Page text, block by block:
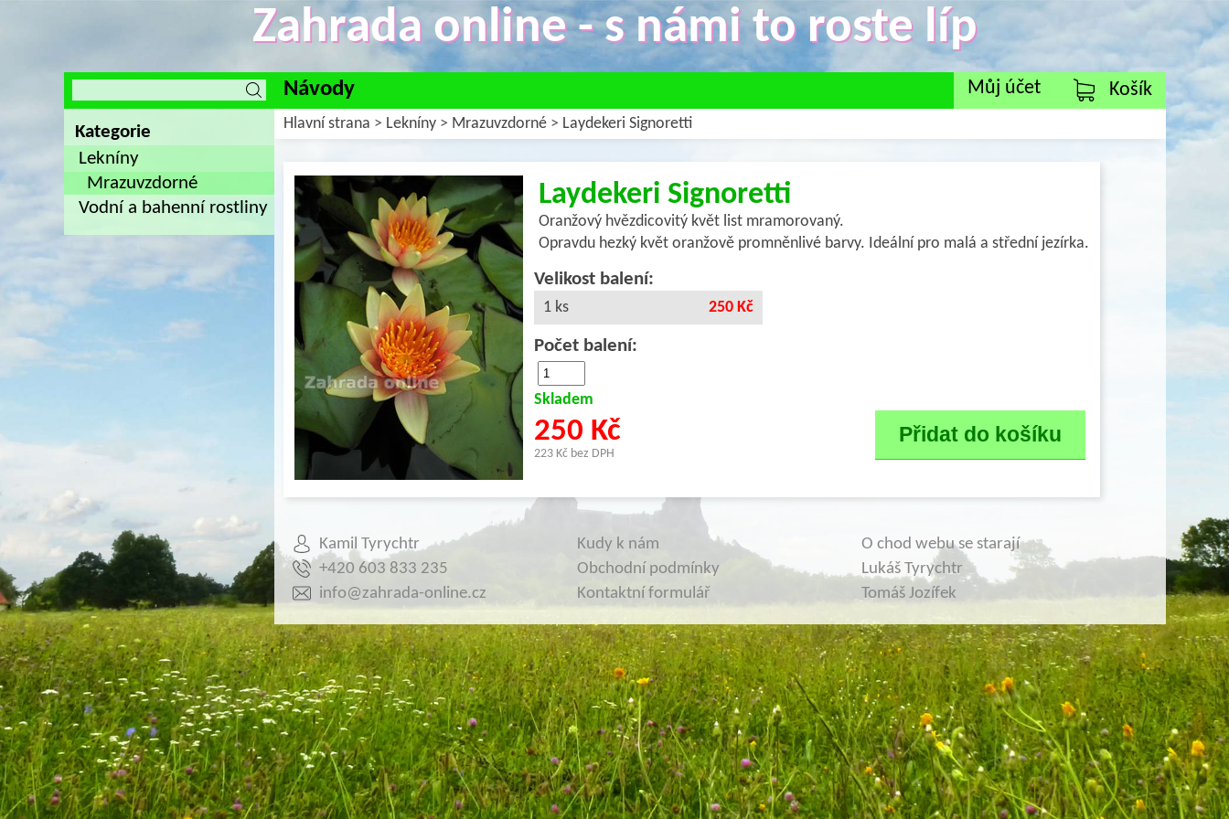
Zahrada online - s námi to roste líp
Návody Můj účet Košík
Kategorie
Lekníny
Mrazuvzdorné
Vodní a bahenní rostliny
Hlavní strana > Lekníny> Mrazuvzdorné> Laydekeri Signoretti
Laydekeri Signoretti
Oranžový hvězdicovitý květ list mramorovaný.
Opravdu hezký květ oranžově promněnlivé barvy. Ideální pro malá a střední jezírka.
Velikost balení:
1 ks 250 Kč
Počet balení:
Skladem
250 Kč
223 Kč bez DPH
Kamil Tyrychtr
+420 603 833 235
info@zahrada-online.cz
Kudy k nám
Obchodní podmínky
Kontaktní formulář
O chod webu se starají
Lukáš Tyrychtr
Tomáš Jozífek